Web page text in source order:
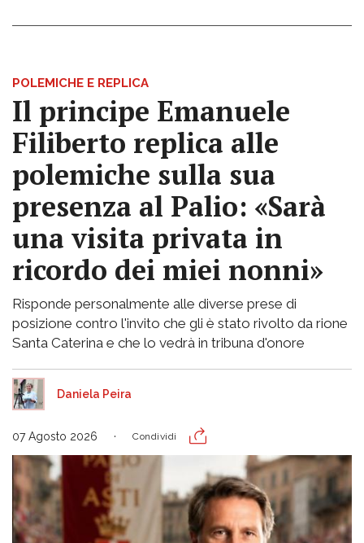
POLEMICHE E REPLICA
Il principe Emanuele
Filiberto replica alle
polemiche sulla sua
presenza al Palio: «Sarà
una visita privata in
ricordo dei miei nonni»
Risponde personalmente alle diverse prese di
posizione contro l'invito che gli è stato rivolto da rione
Santa Caterina e che lo vedrà in tribuna d'onore
Daniela Peira
07 Agosto 2026 Condividi